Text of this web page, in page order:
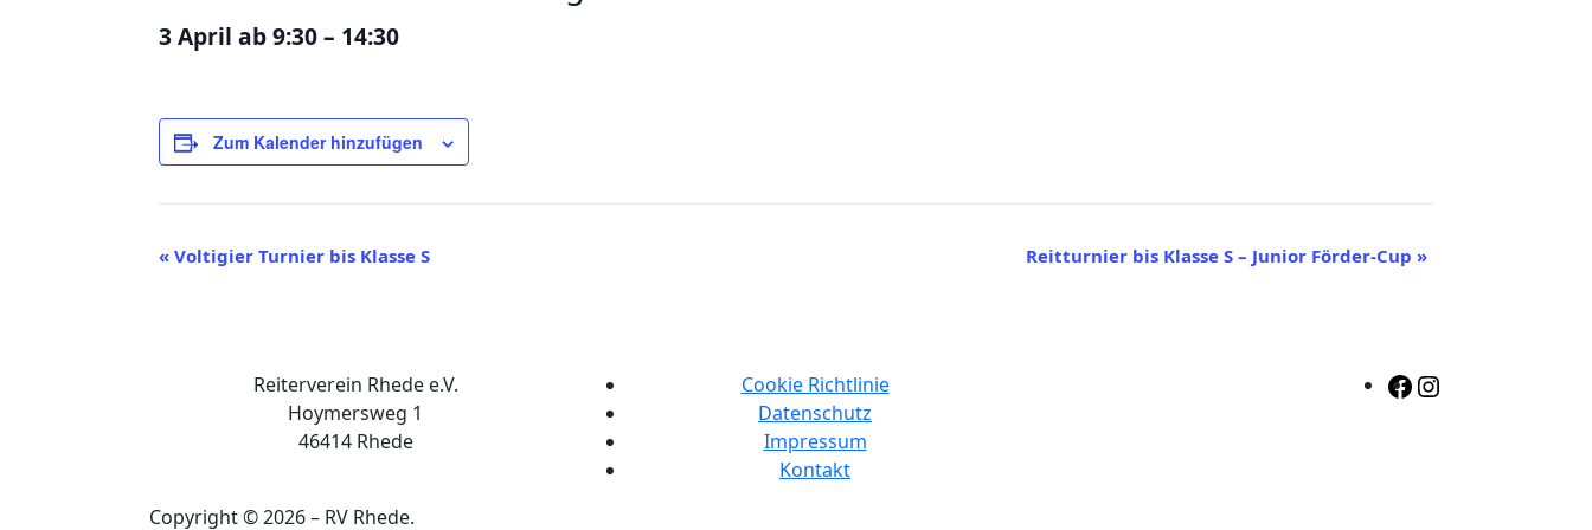
3 April ab9:30– 14:30
Zum Kalender hinzufügen
Veranstaltung-
« Voltigier Turnier bis Klasse S Reitturnier bis Klasse S – Junior Förder-Cup »
Reiterverein Rhede e.V.
Hoymersweg 1
46414 Rhede
Cookie Richtlinie
Datenschutz
Impressum
Kontakt
Facebook
Copyright © 2026 – RV Rhede.